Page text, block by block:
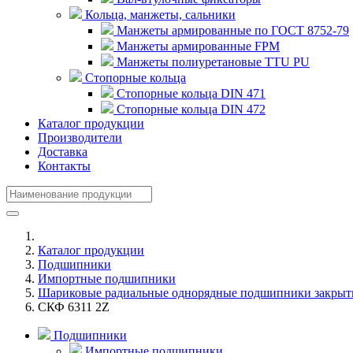
Кольца, манжеты, сальники
Манжеты армированные по ГОСТ 8752-79
Манжеты армированные FPM
Манжеты полиуретановые TTU PU
Стопорные кольца
Стопорные кольца DIN 471
Стопорные кольца DIN 472
Каталог продукции
Производители
Доставка
Контакты
Каталог продукции
Подшипники
Импортные подшипники
Шариковые радиальные однорядные подшипники
СКФ 6311 2Z
Подшипники